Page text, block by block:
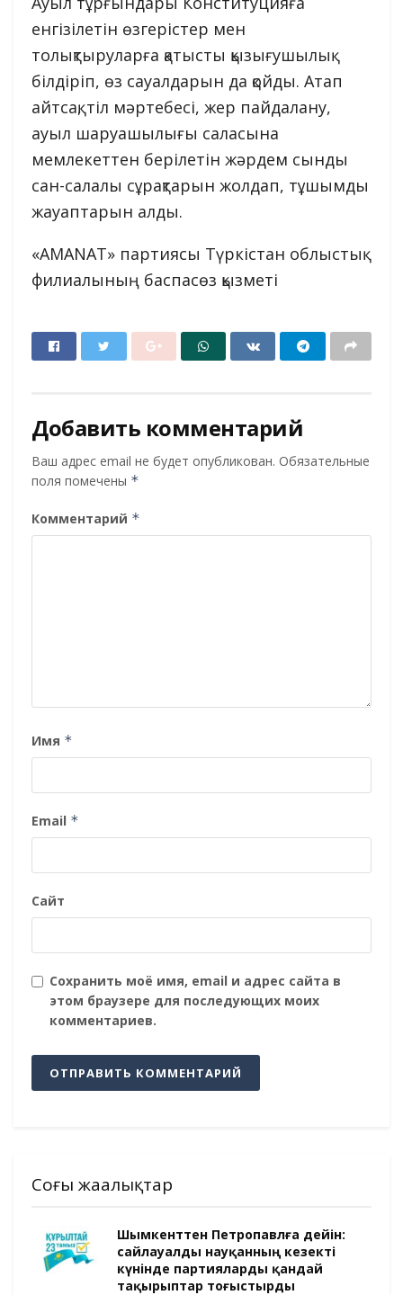
енгізілетін өзгерістер мен
толықтыруларға қатысты қызығушылық
білдіріп, өз сауалдарын да қойды. Атап
айтсақ, тіл мәртебесі, жер пайдалану,
ауыл шаруашылығы саласына
мемлекеттен берілетін жәрдем сынды
сан-салалы сұрақтарын жолдап, тұшымды
жауаптарын алды.
«AMANAT» партиясы Түркістан облыстық
филиалының баспасөз қызметі
Добавить комментарий
Ваш адрес email не будет опубликован. Обязательные
поля помечены *
Комментарий *
Имя *
Email *
Сайт
Сохранить моё имя, email и адрес сайта в
этом браузере для последующих моих
комментариев.
Соңғы жаңалықтар
Шымкенттен Петропавлға дейін:
сайлауалды науқанның кезекті
күнінде партияларды қандай
тақырыптар тоғыстырды